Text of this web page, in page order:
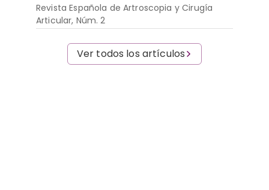
Revista Española de Artroscopia y Cirugía
Articular, Núm. 2
Ver todos los artículos